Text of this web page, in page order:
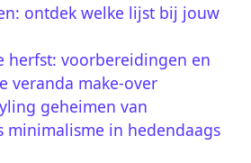
ontdek welke lijst bij jouw
herfst: voorbereidingen en
veranda make-over
geheimen van
minimalisme in hedendaags